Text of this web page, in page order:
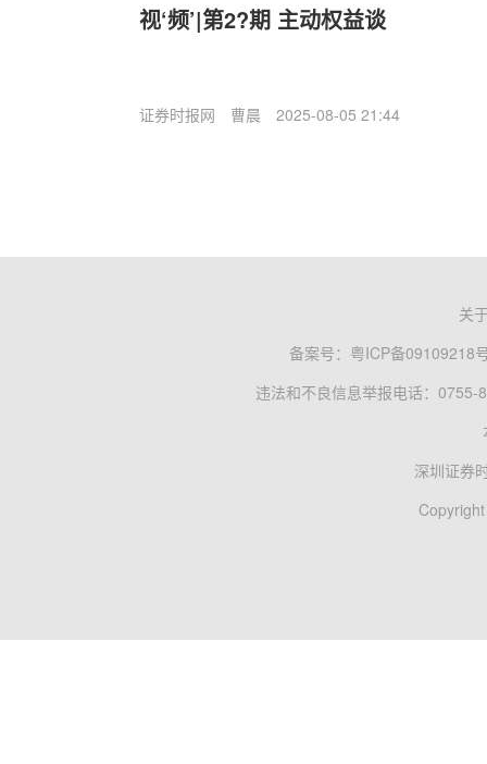
视‘频’|第2?期 主动权益谈
证券时报网 曹晨 2025-08-05 21:44
关
备案号： 粤ICP备09109218
违法和不良信息举报电话：0755-
深圳证券